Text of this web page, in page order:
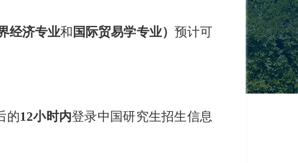
经济专业和 国际贸易学专业） 预计可
的12小时内登录中国研究生招生信息